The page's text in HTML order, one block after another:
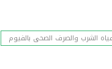
الشرب والصرف الصحى بالفيوم